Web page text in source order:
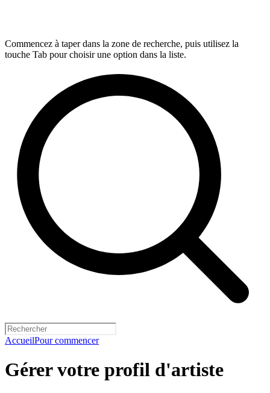
Commencez à taper dans la zone de recherche, puis utilisez la
touche Tab pour choisir une option dans la liste.
AccueilPour commencer
Gérer votre profil d'artiste